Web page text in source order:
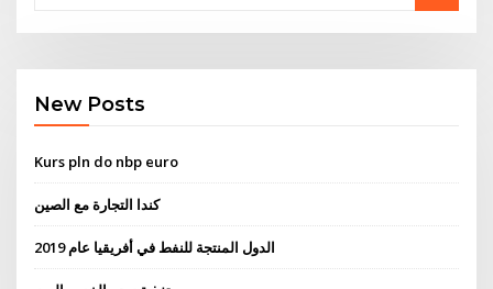
New Posts
Kurs pln do nbp euro
كندا التجارة مع الصين
الدول المنتجة للنفط في أفريقيا عام 2019